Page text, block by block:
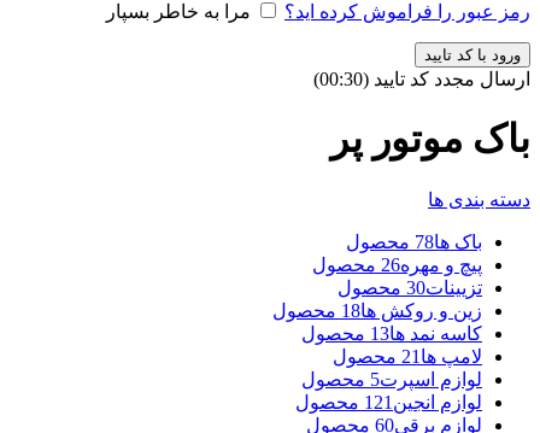
رمز عبور را فراموش کرده اید؟ مرا به خاطر بسپار
ورود با کد تایید
ارسال مجدد کد تایید (00:
30
)
باک موتور پر
دسته بندی ها
باک ها78 محصول
پیچ و مهره26 محصول
تزیینات30 محصول
زین و روکش ها18 محصول
کاسه نمد ها13 محصول
لامپ ها 21 محصول
لوازم اسپرت5 محصول
لوازم انجین 121 محصول
لوازم برقی60 محصول